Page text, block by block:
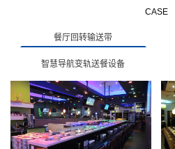
CASE
餐厅回转输送带
智慧导航变轨送餐设备